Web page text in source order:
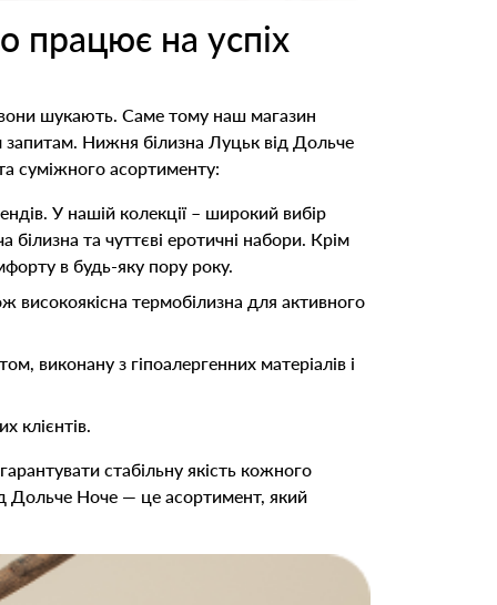
працює на успіх
шукають. Саме тому наш магазин
Нижня білизна Луцьк від Дольче
суміжного асортименту:
У нашій колекції – широкий вибір
та чуттєві еротичні набори. Крім
в будь-яку пору року.
високоякісна термобілизна для активного
з гіпоалергенних матеріалів і
клієнтів.
стабільну якість кожного
Дольче Ноче — це асортимент, який